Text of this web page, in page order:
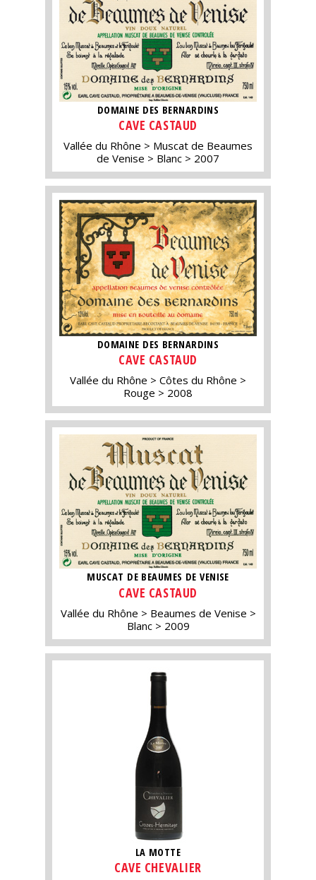
DOMAINE DES BERNARDINS
CAVE CASTAUD
Vallée du Rhône
Muscat de Beaumes
de Venise
Blanc 2007
DOMAINE DES BERNARDINS
CAVE CASTAUD
Vallée du Rhône
Côtes du Rhône
Rouge
2008
MUSCAT DE BEAUMES DE VENISE
CAVE CASTAUD
Vallée du Rhône
Beaumes de Venise
Blanc
2009
LA MOTTE
CAVE CHEVALIER